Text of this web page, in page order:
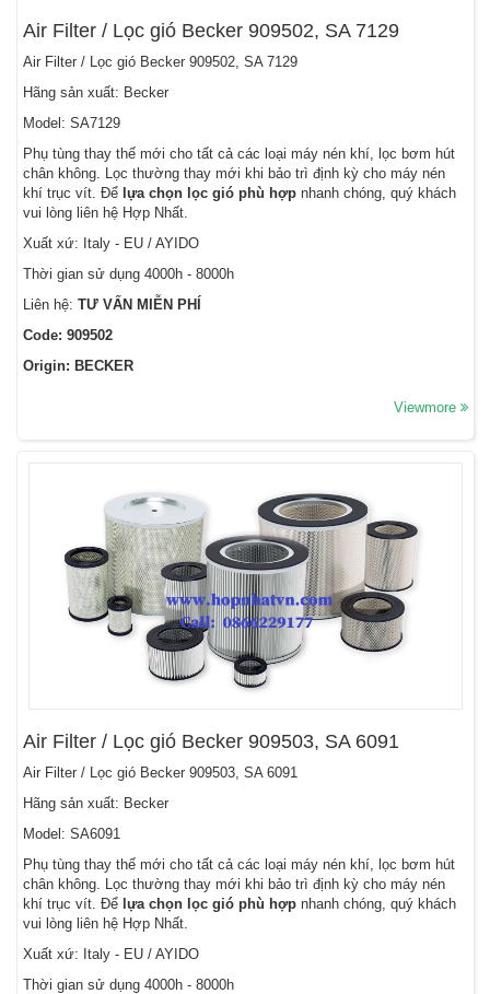
Air Filter / Lọc gió Becker 909502, SA 7129
Air Filter / Lọc gió Becker 909502, SA 7129
Hãng sản xuất: Becker
Model: SA7129
Phụ tùng thay thế mới cho tất cả các loại máy nén khí, lọc bơm hút
chân không. Lọc thường thay mới khi bảo trì định kỳ cho máy nén
khí trục vít. Để lựa chọn lọc gió phù hợp nhanh chóng, quý khách
vui lòng liên hệ Hợp Nhất.
Xuất xứ: Italy - EU / AYIDO
Thời gian sử dụng 4000h - 8000h
Liên hệ: TƯ VẤN MIỄN PHÍ
Code: 909502
Origin: BECKER
Viewmore
Air Filter / Lọc gió Becker 909503, SA 6091
Air Filter / Lọc gió Becker 909503, SA 6091
Hãng sản xuất: Becker
Model: SA6091
Phụ tùng thay thế mới cho tất cả các loại máy nén khí, lọc bơm hút
chân không. Lọc thường thay mới khi bảo trì định kỳ cho máy nén
khí trục vít. Để lựa chọn lọc gió phù hợp nhanh chóng, quý khách
vui lòng liên hệ Hợp Nhất.
Xuất xứ: Italy - EU / AYIDO
Thời gian sử dụng 4000h - 8000h